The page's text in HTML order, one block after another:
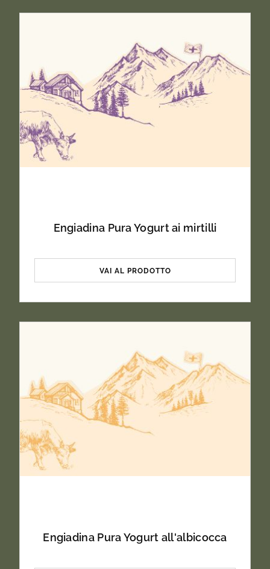
Engiadina Pura Yogurt ai mirtilli
VAI AL PRODOTTO
Engiadina Pura Yogurt all'albicocca